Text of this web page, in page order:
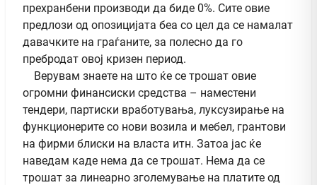
прехранбени производи да биде 0%. Сите овие
предлози од опозицијата беа со цел да се намалат
давачките на граѓаните, за полесно да го
пребродат овој кризен период.
Верувам знаете на што ќе се трошат овие
огромни финансиски средства – наместени
тендери, партиски вработувања, луксузирање на
функционерите со нови возила и мебел, грантови
на фирми блиски на власта итн. Затоа јас ќе
наведам каде нема да се трошат. Нема да се
трошат за линеарно зголемување на платите од